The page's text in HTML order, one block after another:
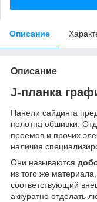
Описание
Описание
J-планка
Панели сайдинга
полотна обшивки.
проемов и прочих
наличия
Они называются
из того же
соответствующий
аккуратно отделать